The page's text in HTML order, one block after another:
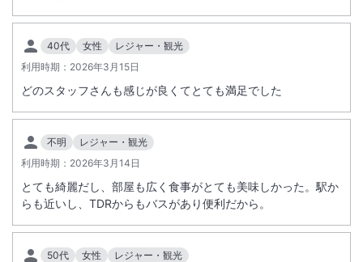
40代 女性
レジャー・観光
利用時期： 2026年3月15日
どのスタッフさんも感じが良くてとても満足でした
不明
レジャー・観光
利用時期： 2026年3月14日
とても綺麗だし、部屋も広く食事がとても美味しかった。駅か
らも近いし、TDRからもバスがあり便利だから。
50代 女性
レジャー・観光